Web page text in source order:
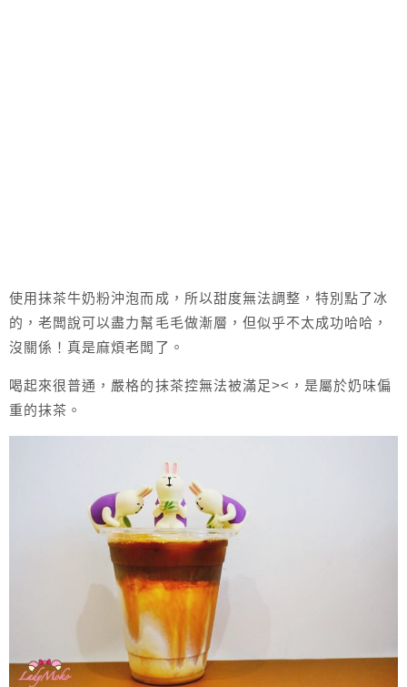
使用抹茶牛奶粉沖泡而成，所以甜度無法調整，特別點了冰
的，老闆說可以盡力幫毛毛做漸層，但似乎不太成功哈哈，
沒關係！真是麻煩老闆了。
喝起來很普通，嚴格的抹茶控無法被滿足><，是屬於奶味偏
重的抹茶。